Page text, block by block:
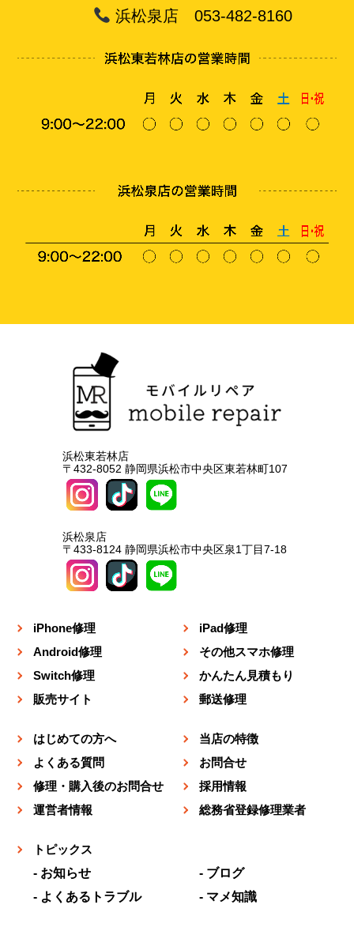
浜松泉店 053-482-8160
浜松東若林店
〒432-8052 静岡県浜松市中央区東若林町107
浜松泉店
〒433-8124 静岡県浜松市中央区泉1丁目7-18
iPhone修理
iPad修理
Android修理
その他スマホ修理
Switch修理
かんたん見積もり
販売サイト
郵送修理
はじめての方へ
当店の特徴
よくある質問
お問合せ
修理・購入後のお問合せ
採用情報
運営者情報
総務省登録修理業者
トピックス
お知らせ
ブログ
よくあるトラブル
マメ知識